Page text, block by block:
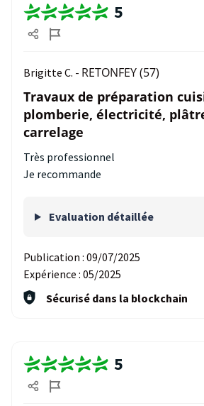
5
Brigitte C. - RETONFEY (57)
Travaux de préparation
plomberie, électricité,
carrelage
Très professionnel
Je recommande
Evaluation détaillée
Publication : 09/07/2025
Expérience : 05/2025
Sécurisé dans la blockchain
5